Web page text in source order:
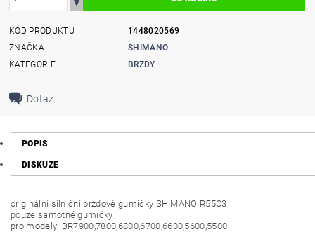
KÓD PRODUKTU
1448020569
ZNAČKA
SHIMANO
KATEGORIE
BRZDY
Dotaz
POPIS
DISKUZE
originální silniční brzdové gumičky SHIMANO R55C3
pouze samotné gumičky
pro modely: BR7900,7800,6800,6700,6600,5600,5500